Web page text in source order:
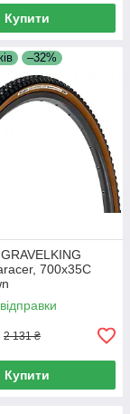
Купити
–32%
700x35C
2 131 ₴
Купити